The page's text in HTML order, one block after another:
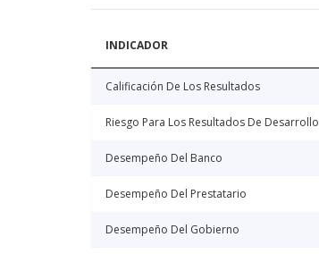
INDICADOR
Calificación De Los Resultados
Riesgo Para Los Resultados De Desarrollo
Desempeño Del Banco
Desempeño Del Prestatario
Desempeño Del Gobierno